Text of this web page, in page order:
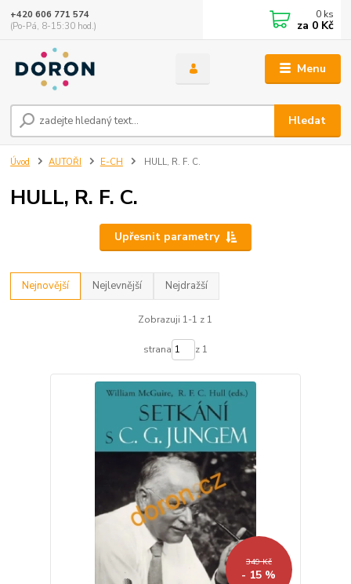
Menu
Hledat
+420 606 771 574
(Po-Pá, 8-15:30 hod.)
0 ks
za 0 Kč
Úvod AUTOŘI E-CH HULL, R. F. C.
HULL, R. F. C.
Upřesnit parametry
Nejnovější Nejlevnější Nejdražší
Zobrazuji 1-1 z 1
strana z 1
349 Kč
- 15 %